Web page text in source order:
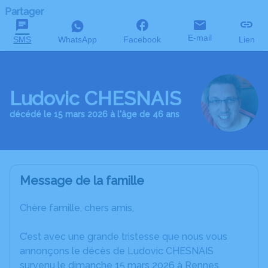
Partager
SMS WhatsApp Facebook E-mail Lien
Ludovic CHESNAIS
décédé le 15 mars 2026 à l'âge de 46 ans
Message de la famille
Chère famille, chers amis,
C’est avec une grande tristesse que nous vous
annonçons le décès de Ludovic CHESNAIS
survenu le dimanche 15 mars 2026 à Rennes.